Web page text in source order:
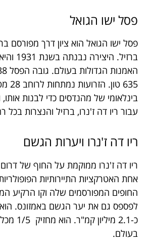
פסל ישו הגואל
פסל ישו הגואל הוא ציון דרך מפורסם
ברזיל.
635
בינלאומי של מהנדסים כדי לבנות אותו,
עבור ריו דה ז'נרו, ברזיל והנצרות בכל
ריו דה ז'נרו ויערות הגשם
ריו דה ז'נרו ממוקמת על החוף של
אחת האטרקציות התיירותיות
החופים המפורסמים שלה וקו הרקיע
לפספס גם את יער הגשם באמזונס.
כ-2.1
בעולם.